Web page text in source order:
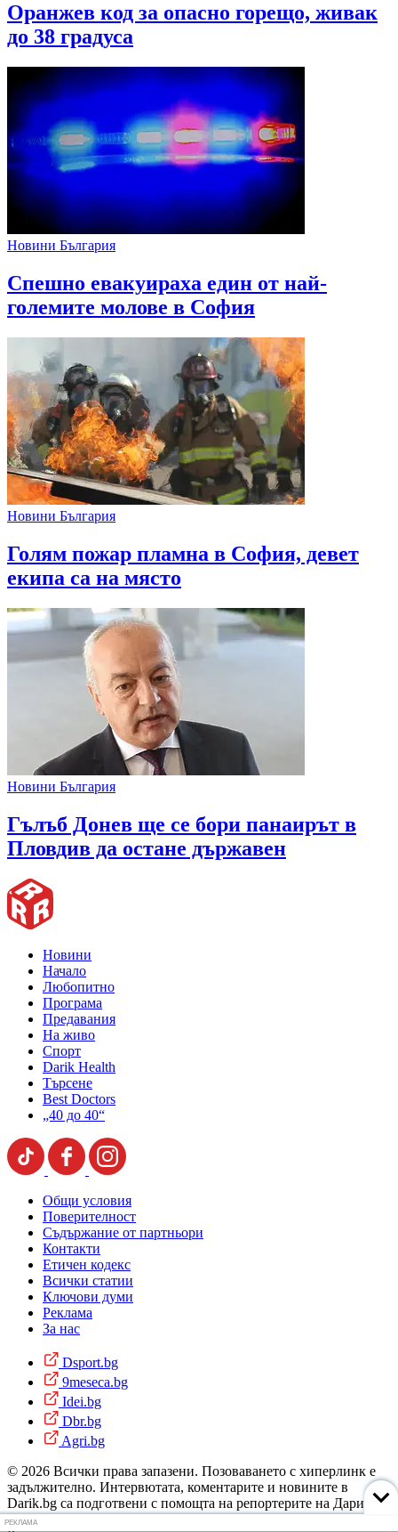
Оранжев код за опасно горещо, живак
до 38 градуса
Новини България
Спешно евакуираха един от най-
големите молове в София
Новини България
Голям пожар пламна в София, девет
екипа са на място
Новини България
Гълъб Донев ще се бори панаирът в
Пловдив да остане държавен
Новини
Начало
Любопитно
Програма
Предавания
На живо
Спорт
Darik Health
Търсене
Best Doctors
„40 до 40“
Общи условия
Поверителност
Съдържание от партньори
Контакти
Етичен кодекс
Всички статии
Ключови думи
Реклама
За нас
Dsport.bg
9meseca.bg
Idei.bg
Dbr.bg
Agri.bg
© 2026 Всички права запазени. Позоваването с хиперлинк е
задължително. Интервютата, коментарите и новините в
Darik.bg са подготвени с помощта на репортерите на Дарик
Радио и новинарските емисии на радиото. Снимки: Дарик
РЕКЛАМА